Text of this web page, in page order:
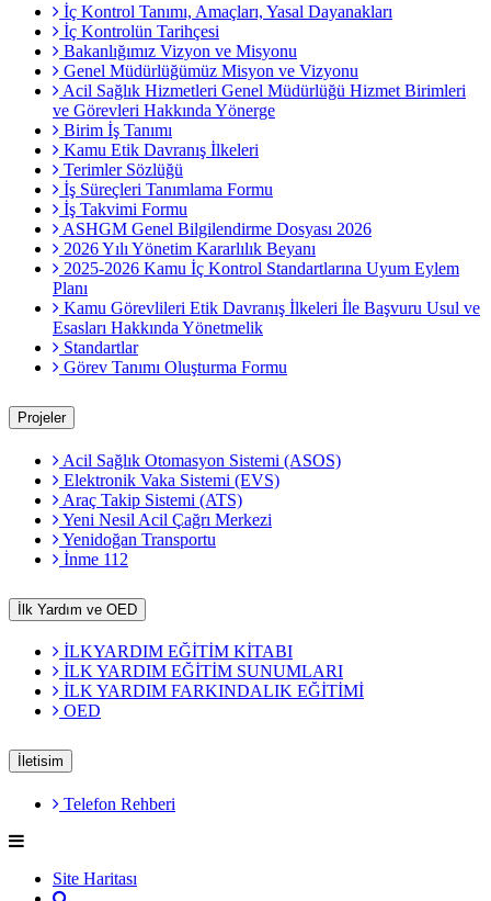
İç Kontrol Tanımı, Amaçları, Yasal Dayanakları
İç Kontrolün Tarihçesi
Bakanlığımız Vizyon ve Misyonu
Genel Müdürlüğümüz Misyon ve Vizyonu
Acil Sağlık Hizmetleri Genel Müdürlüğü Hizmet Birimleri
ve Görevleri Hakkında Yönerge
Birim İş Tanımı
Kamu Etik Davranış İlkeleri
Terimler Sözlüğü
İş Süreçleri Tanımlama Formu
İş Takvimi Formu
ASHGM Genel Bilgilendirme Dosyası 2026
2026 Yılı Yönetim Kararlılık Beyanı
2025-2026 Kamu İç Kontrol Standartlarına Uyum Eylem
Planı
Kamu Görevlileri Etik Davranış İlkeleri İle Başvuru Usul ve
Esasları Hakkında Yönetmelik
Standartlar
Görev Tanımı Oluşturma Formu
Projeler
Acil Sağlık Otomasyon Sistemi (ASOS)
Elektronik Vaka Sistemi (EVS)
Araç Takip Sistemi (ATS)
Yeni Nesil Acil Çağrı Merkezi
Yenidoğan Transportu
İnme 112
İlk Yardım ve OED
İLKYARDIM EĞİTİM KİTABI
İLK YARDIM EĞİTİM SUNUMLARI
İLK YARDIM FARKINDALIK EĞİTİMİ
OED
İletisim
Telefon Rehberi
Site Haritası